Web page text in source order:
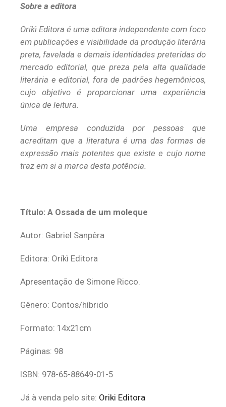
Sobre a editora
Oríkì Editora é uma editora independente com foco
em publicações e visibilidade da produção literária
preta, favelada e demais identidades preteridas do
mercado editorial, que preza pela alta qualidade
literária e editorial, fora de padrões hegemônicos,
cujo objetivo é proporcionar uma experiência
única de leitura.
Uma empresa conduzida por pessoas que
acreditam que a literatura é uma das formas de
expressão mais potentes que existe e cujo nome
traz em si a marca desta potência.
Título: A Ossada de um moleque
Autor: Gabriel Sanpêra
Editora: Oríkì Editora
Apresentação de Simone Ricco.
Gênero: Contos/híbrido
Formato: 14x21cm
Páginas: 98
ISBN: 978-65-88649-01-5
Já à venda pelo site: Oriki Editora